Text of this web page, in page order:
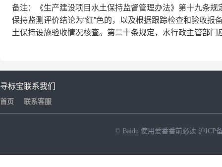
备注：《生产建设项目水土保持监督管理办法》第十九条
保持监测评价结论为“红”色的，以及根据跟踪检查和验收
土保持设施验收情况核查。第二十条规定，水行政主管部
寻标宝
首页
联系我们
联系客服
© Baidu 使用爱番番前必读 沪ICP